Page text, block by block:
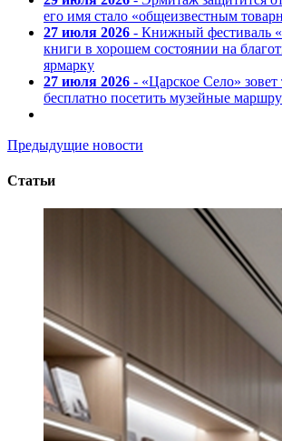
его имя стало «общеизвестным
27 июля 2026 - Книжный фестиваль
книги в хорошем состоянии на
ярмарку
27 июля 2026 - «Царское Село»
бесплатно посетить музейные
Предыдущие новости
Статьи